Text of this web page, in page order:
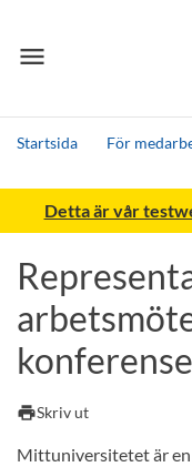
menu
Meny
Startsida För
Sök
Andra söktjänster
Detta är vår
printSkriv ut
Mittuniversitetet är